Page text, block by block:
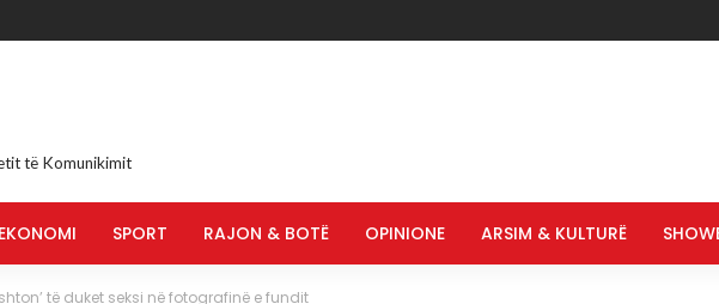
të Komunikimit
EKONOMI SPORT RAJON & BOTË OPINIONE ARSIM & KULTURË
të duket seksi në fotografinë e fundit